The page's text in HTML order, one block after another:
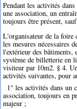
Pendant les activités
une association, un
toujours être présent,
L'organisateur de la foire
les mesures nécessaires
l'extérieur des bâtiments,
système de billetterie en
visiteur par 10m2. § 4.
activités suivantes, pour
1° les activités dans un
association, toujours en
majeur ;